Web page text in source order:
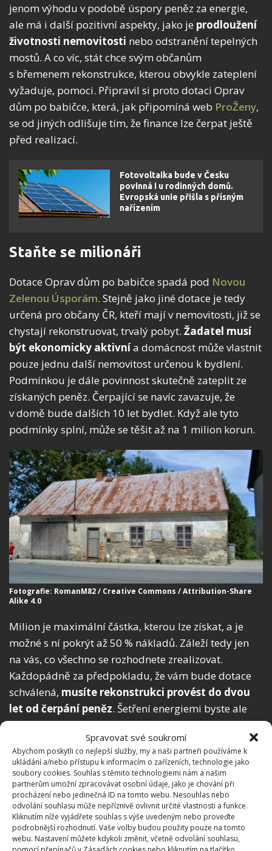
Spravovat své soukromí
Abychom poskytli co nejlepší služby, my a naši partneři používáme k
ukládání a/nebo přístupu k informacím o zařízeních, technologie jako
soubory cookies. Souhlas s těmito technologiemi nám a našim
partnerům umožní zpracovávat osobní údaje, jako je chování při
procházení nebo jedinečná ID na tomto webu. Nesouhlas nebo
odvolání souhlasu může nepříznivě ovlivnit určité vlastnosti a funkce.
Kliknutím níže vyjádřete souhlas s výše uvedeným nebo proveďte
podrobnější rozhodnutí. Vaše volby budou použity pouze na tomto
webu. Nastavení můžete kdykoli změnit, včetně odvolání souhlasu,
jenom výhodu v podobě úspory peněz za energie,
ale má i další pozitivní aspekty, jako je prodloužení
životnosti nemovitosti nebo odstranění tepelných
mostů. A co víc, stát chce svým občanům
s břemenem rekonstrukce, kterou obvykle zateplení
vyžaduje, pomoci. Připravil si proto dotaci Oprav
dům po babičce, která, jak připomíná web ProŽeny,
se od jiných odlišuje tím, že finance lze čerpat ještě
před realizací.
Fotovoltaika bude v Česku
povinná i u rodinných domů.
Evropská unie přišla s přísným
nařízením
Staňte se milionáři
Dotace Oprav dům po babičce spadá pod Novou
Zelenou Úsporám. Stejně jako jiné dotace je tedy
určená pro občany ČR, kteří mají v nemovitosti, již se
chystají rekonstruovat, trvalý pobyt. Žadatel musí
být ekonomicky aktivnía domácnost může vlastnit
pouze jednu další nemovitost určenou k bydlení.
Podmínkou je dále povinnost skutečně zateplit ze
získaných peněz. Čerpající se navíc zavazuje, že
v domě bude dalších 10 let bydlet. Když ale tyto
podmínky splní, může se těšit až na 1 milion korun.
Fotografie: RomanM82 / Creative Commons / Attribution-Share
Alike 4.0
Milion je maximální částka, kterou lze získat, a je
možné s ní pokrýt až 50 % nákladů. Záleží tedy jen
na vás, co všechno se rozhodnete zrealizovat.
Každopádně za předpokladu, že vám bude dotace
schválená, musíte rekonstrukci provést do dvou
let od čerpání peněz. Šetření energiemi byste ale
ani po zateplení neměli pouštět ze zřetele – třeba
před zimou byste vždy měli přepnout
zimního režimu, návod jsme přinesli na
BydlímeÚtulně.